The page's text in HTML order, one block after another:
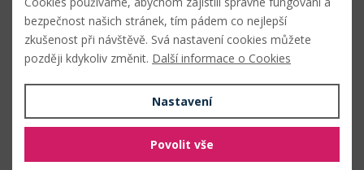
bezpečnost našich stránek, tím pádem co nejlepší
zkušenost při návštěvě. Svá nastavení cookies můžete
později kdykoliv změnit. Další informace o Cookies
Nastavení
Povolit vše